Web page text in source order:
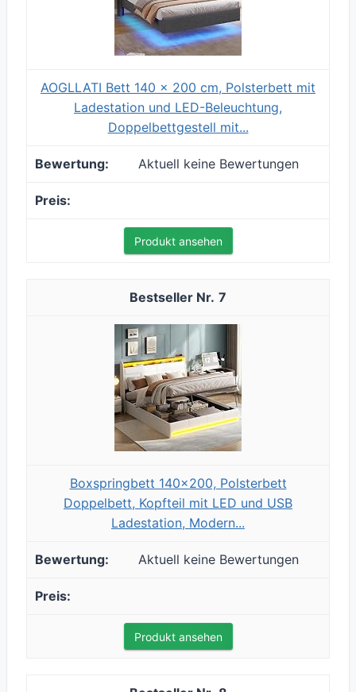
AOGLLATI Bett 140 x 200 cm, Polsterbett mit
Ladestation und LED-Beleuchtung,
Doppelbettgestell mit...
Aktuell keine Bewertungen
Produkt ansehen
7
Boxspringbett 140x200, Polsterbett
Doppelbett, Kopfteil mit LED und USB
Ladestation, Modern...
Aktuell keine Bewertungen
Produkt ansehen